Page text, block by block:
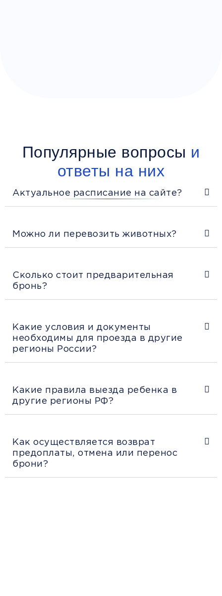
Популярные вопросы и
ответы на них
Актуальное расписание на сайте?
Можно ли перевозить животных?
Сколько стоит предварительная
бронь?
Какие условия и документы
необходимы для проезда в другие
регионы России?
Какие правила выезда ребенка в
другие регионы РФ?
Как осуществляется возврат
предоплаты, отмена или перенос
брони?